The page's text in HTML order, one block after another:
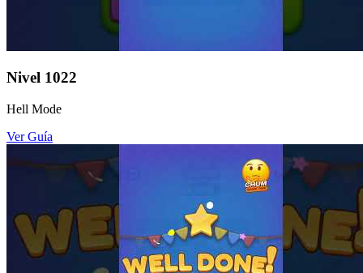
Nivel 1022
Hell Mode
Ver Guía